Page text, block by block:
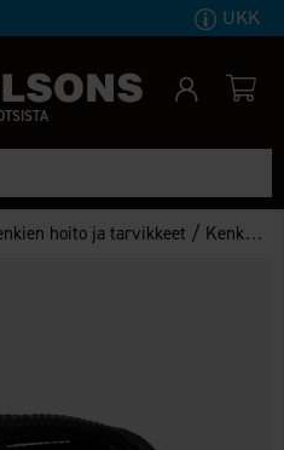
UKK
hoito ja tarvikkeet / Kenkatarvikkeet